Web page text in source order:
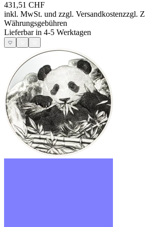
431,51 CHF
inkl. MwSt. und zzgl. Versandkostenzzgl.
Währungsgebühren
Lieferbar in 4-5 Werktagen